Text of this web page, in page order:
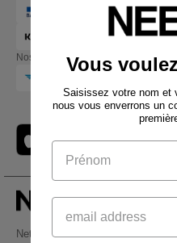
Nos transporteurs
Netenders Belgium SRL
Vous
Saisissez votre nom et
nous vous enverrons un